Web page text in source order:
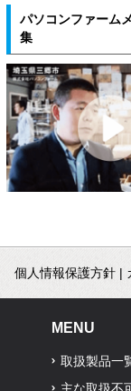
パソコンファーム
集
個人情報保護方針 |
MENU
取扱製品一